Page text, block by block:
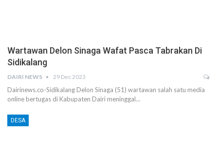
Wartawan Delon Sinaga Wafat Pasca Tabrakan Di
Sidikalang
DAIRI NEWS 29 Dec 2023
Dairinews.co-Sidikalang Delon Sinaga (51) wartawan salah satu media
online bertugas di Kabupaten Dairi meninggal…
DESA